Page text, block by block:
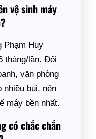
vệ sinh máy
Phạm Huy
tháng/lần. Đối
văn phòng
nhiều bụi, nên
máy bền nhất.
có chắc chắn